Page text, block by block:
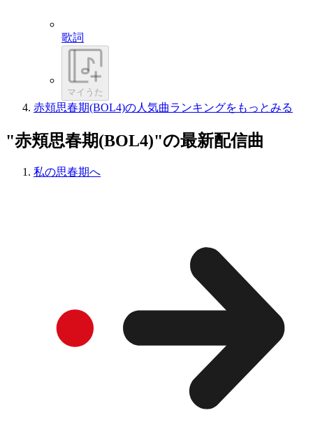
歌詞
マイうた
赤頬思春期(BOL4)の人気曲ランキングをもっとみる
"赤頬思春期(BOL4)"の最新配信曲
私の思春期へ